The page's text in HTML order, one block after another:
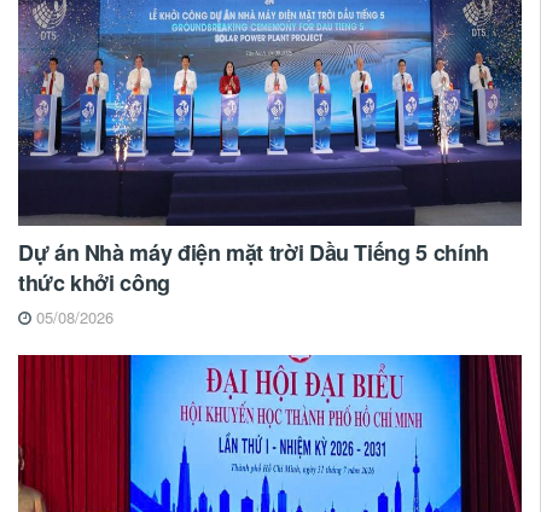
Dự án Nhà máy điện mặt trời Dầu Tiếng 5 chính
thức khởi công
05/08/2026